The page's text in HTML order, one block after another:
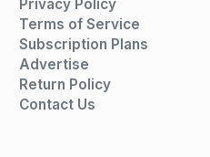
Privacy Policy
Terms of Service
Subscription Plans
Advertise
Return Policy
Contact Us